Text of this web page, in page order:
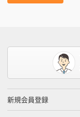
新規会員登録